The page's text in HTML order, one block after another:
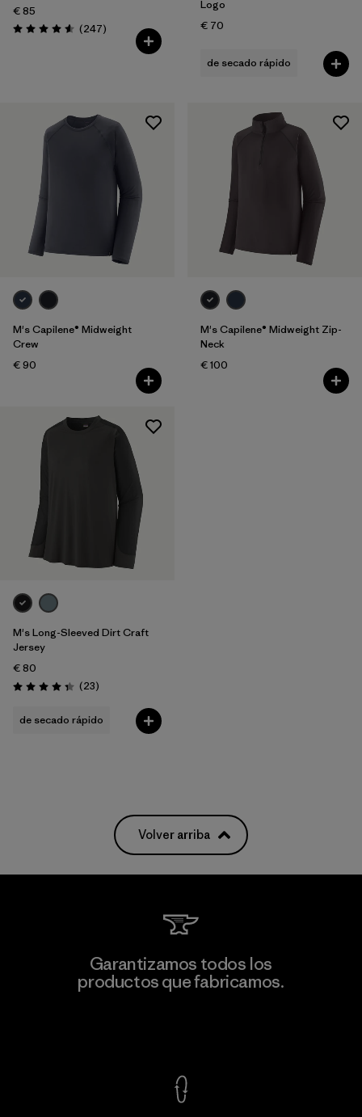
€ 85
Puntuación: 4.6 / 5
(247Reseñas
)
Logo
€ 70
de secado rápido
M's Capilene® Midweight
Crew
€ 90
M's Capilene® Midweight Zip-
Neck
€ 100
M's Long-Sleeved Dirt Craft
Jersey
€ 80
Puntuación: 4.3 / 5
(23Reseñas
)
de secado rápido
Volver arriba
Garantizamos todos los
productos que fabricamos.